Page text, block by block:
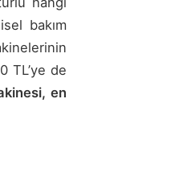
bakım
TL’ye de
en